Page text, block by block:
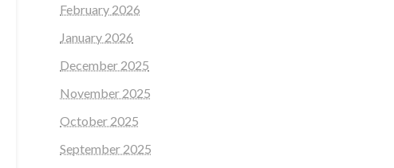
February 2026
January 2026
December 2025
November 2025
October 2025
September 2025